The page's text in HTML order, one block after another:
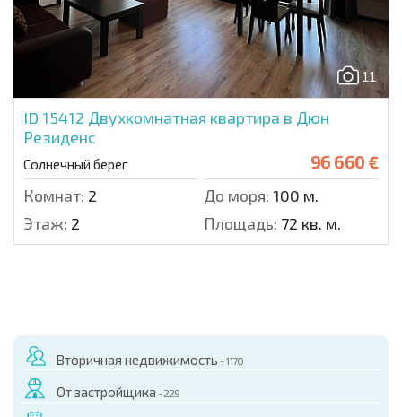
11
ID 15412 Двухкомнатная квартира в Дюн
Резиденc
Солнечный берег 96 660 €
Комнат: 2 До моря: 100 м.
Этаж: 2 Площадь: 72 кв. м.
Вторичная недвижимость - 1170
От застройщика - 229